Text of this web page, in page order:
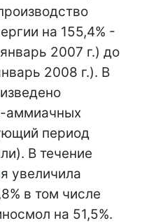
на 155,4% -
2007 г.) до
2008 г.). В
аммиачных
период
В течение
увеличила
в том числе
на 51,5%.